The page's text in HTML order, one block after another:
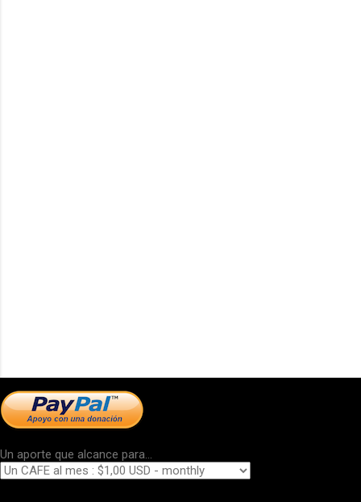
Un aporte que alcance para...